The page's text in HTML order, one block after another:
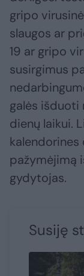
gripo
slaugos ar
19 ar gripo
susirgimus
galės išduoti
dienų laikui.
kalendorines
pažymėjimą
gydytojas.
Susiję